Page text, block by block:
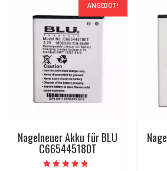
ANGEBOT!
Nagelneuer Akku für BLU
C665445180T